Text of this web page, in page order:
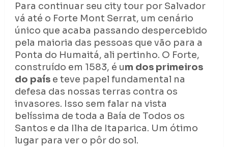
Para continuar seu city tour por Salvador
vá até o Forte Mont Serrat, um cenário
único que acaba passando despercebido
pela maioria das pessoas que vão para a
Ponta do Humaitá, ali pertinho. O Forte,
construído em 1583, é um dos primeiros
do paíse teve papel fundamental na
defesa das nossas terras contra os
invasores. Isso sem falar na vista
belíssima de toda a Baía de Todos os
Santos e da Ilha de Itaparica. Um ótimo
lugar para ver o pôr do sol.